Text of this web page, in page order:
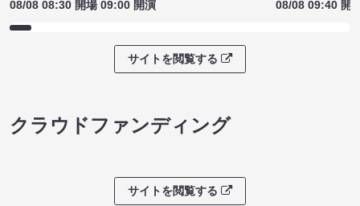
08/08 08:30 開場 09:00 開演
08/08 09:40 開
サイトを閲覧する
クラウドファンディング
サイトを閲覧する